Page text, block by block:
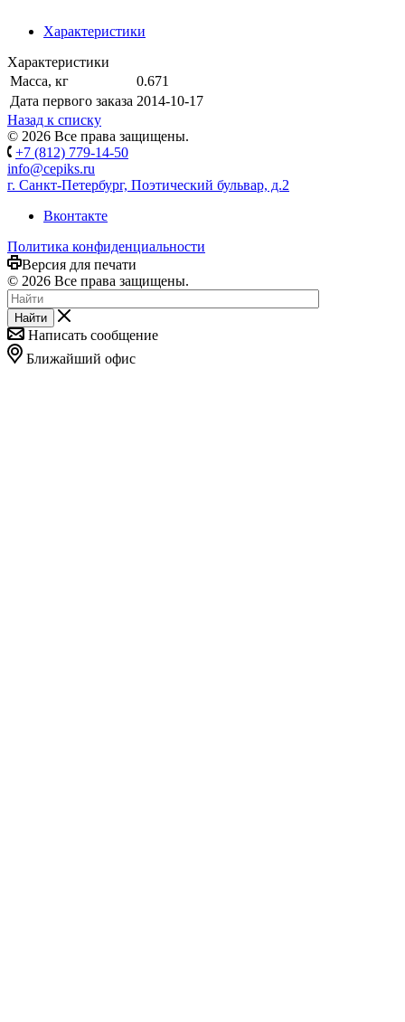
Характеристики
Характеристики
Масса, кг
0.671
Дата первого заказа 2014-10-17
Назад к списку
© 2026 Все права защищены.
+7 (812) 779-14-50
info@cepiks.ru
г. Санкт-Петербург, Поэтический бульвар, д.2
Вконтакте
Политика конфиденциальности
Версия для печати
© 2026 Все права защищены.
Найти
Написать сообщение
Ближайший офис